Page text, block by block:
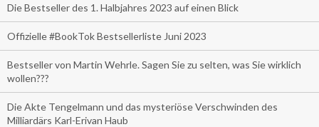
Die Bestseller des 1. Halbjahres 2023 auf einen Blick
Offizielle #BookTok Bestsellerliste Juni 2023
Bestseller von Martin Wehrle. Sagen Sie zu selten, was Sie wirklich
wollen???
Die Akte Tengelmann und das mysteriöse Verschwinden des
Milliardärs Karl-Erivan Haub